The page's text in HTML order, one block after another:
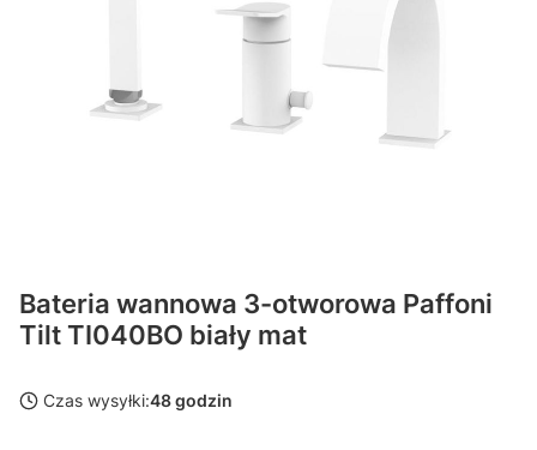
Bateria wannowa 3-otworowa Paffoni
Tilt TI040BO biały mat
Czas wysyłki:48 godzin